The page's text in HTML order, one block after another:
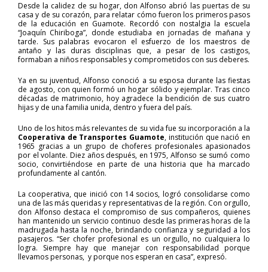
Desde la calidez de su hogar, don Alfonso abrió las puertas de su
casa y de su corazón, para relatar cómo fueron los primeros pasos
de la educación en Guamote. Recordó con nostalgia la escuela
“Joaquín Chiriboga”, donde estudiaba en jornadas de mañana y
tarde. Sus palabras evocaron el esfuerzo de los maestros de
antaño y las duras disciplinas que, a pesar de los castigos,
formaban a niños responsables y comprometidos con sus deberes.
Ya en su juventud, Alfonso conoció a su esposa durante las fiestas
de agosto, con quien formó un hogar sólido y ejemplar. Tras cinco
décadas de matrimonio, hoy agradece la bendición de sus cuatro
hijas y de una familia unida, dentro y fuera del país.
Uno de los hitos más relevantes de su vida fue su incorporación a la
Cooperativa de Transportes Guamote, institución que nació en
1965 gracias a un grupo de choferes profesionales apasionados
por el volante. Diez años después, en 1975, Alfonso se sumó como
socio, convirtiéndose en parte de una historia que ha marcado
profundamente al cantón.
La cooperativa, que inició con 14 socios, logró consolidarse como
una de las más queridas y representativas de la región. Con orgullo,
don Alfonso destaca el compromiso de sus compañeros, quienes
han mantenido un servicio continuo desde las primeras horas de la
madrugada hasta la noche, brindando confianza y seguridad a los
pasajeros. “Ser chofer profesional es un orgullo, no cualquiera lo
logra. Siempre hay que manejar con responsabilidad porque
llevamos personas, y porque nos esperan en casa”, expresó.